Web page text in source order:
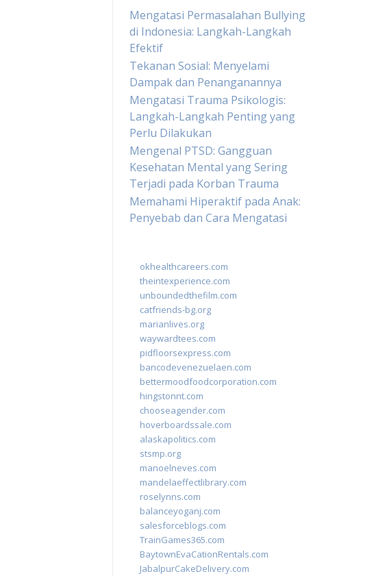
Mengatasi Permasalahan Bullying
di Indonesia: Langkah-Langkah
Efektif
Tekanan Sosial: Menyelami
Dampak dan Penanganannya
Mengatasi Trauma Psikologis:
Langkah-Langkah Penting yang
Perlu Dilakukan
Mengenal PTSD: Gangguan
Kesehatan Mental yang Sering
Terjadi pada Korban Trauma
Memahami Hiperaktif pada Anak:
Penyebab dan Cara Mengatasi
okhealthcareers.com
theintexperience.com
unboundedthefilm.com
catfriends-bg.org
marianlives.org
waywardtees.com
pidfloorsexpress.com
bancodevenezuelaen.com
bettermoodfoodcorporation.com
hingstonnt.com
chooseagender.com
hoverboardssale.com
alaskapolitics.com
stsmp.org
manoelneves.com
mandelaeffectlibrary.com
roselynns.com
balanceyoganj.com
salesforceblogs.com
TrainGames365.com
BaytownEvaCationRentals.com
JabalpurCakeDelivery.com